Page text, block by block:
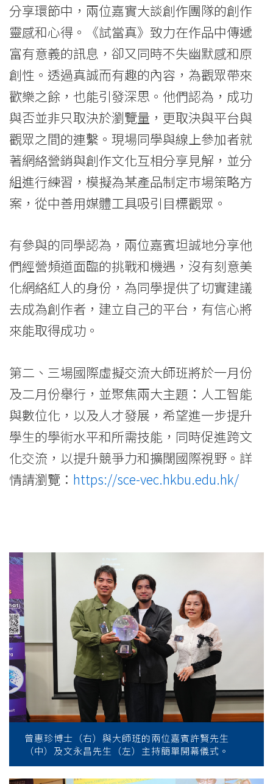
學
院
香
港
浸
會
大
分享環節中，兩位嘉實大談創作團隊的創作
靈感和心得。《試當真》致力在作品中傳遞
富有意義的訊息，卻又同時不失幽默感和原
創性。透過真誠而有趣的內容，為觀眾帶來
歡樂之餘，也能引發深思。他們認為，成功
與否並非只取決於瀏覽量，更取決與平台與
觀眾之間的連繫。現場同學與線上參加者就
著網絡營銷與創作文化互相分享見解，並分
組進行練習，模擬為某產品制定市場策略方
案，從中善用媒體工具吸引目標觀眾。
有參與的同學認為，兩位嘉賓坦誠地分享他
們經營頻道面臨的挑戰和機遇，沒有刻意美
化網絡紅人的身份，為同學提供了切實建議
去成為創作者，建立自己的平台，有信心將
來能取得成功。
第二、三場國際虛擬交流大師班將於一月份
及二月份舉行，並聚焦兩大主題：人工智能
與數位化，以及人才發展，希望進一步提升
學生的學術水平和所需技能，同時促進跨文
化交流，以提升競爭力和擴闊國際視野。詳
情請瀏覽： https://sce-vec.hkbu.edu.hk/
曾惠珍博士（右）與大師班的兩位嘉賓許賢先生
（中）及文永昌先生（左）主持簡單開幕儀式。